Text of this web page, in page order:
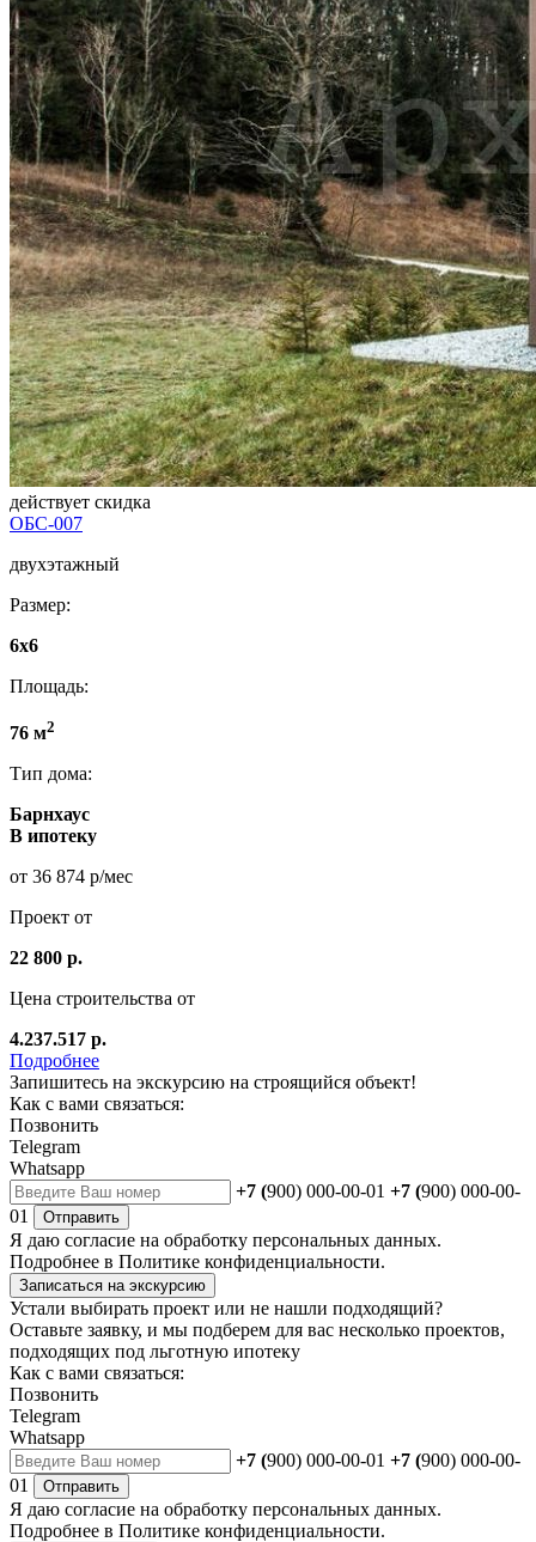
действует скидка
ОБС-007
двухэтажный
Размер:
6х6
Площадь:
76 м2
Тип дома:
Барнхаус
В ипотеку
от 36 874 р/мес
Проект от
22 800 р.
Цена строительства от
4.237.517 р.
Подробнее
Запишитесь на экскурсию на строящийся объект!
Как с вами связаться:
Позвонить
Telegram
Whatsapp
+7 (900) 000-00-01 +7 (900) 000-00-
01
Отправить
Я даю согласие на обработку персональных данных.
Подробнее в Политике конфиденциальности.
Записаться на экскурсию
Устали выбирать проект или не нашли подходящий?
Оставьте заявку, и мы подберем для вас несколько проектов,
подходящих под льготную ипотеку
Как с вами связаться:
Позвонить
Telegram
Whatsapp
+7 (900) 000-00-01 +7 (900) 000-00-
01
Отправить
Я даю согласие на обработку персональных данных.
Подробнее в Политике конфиденциальности.